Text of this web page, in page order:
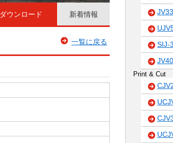
ダウンロード 新着情報
一覧に戻る
SIJ-
Print & Cut